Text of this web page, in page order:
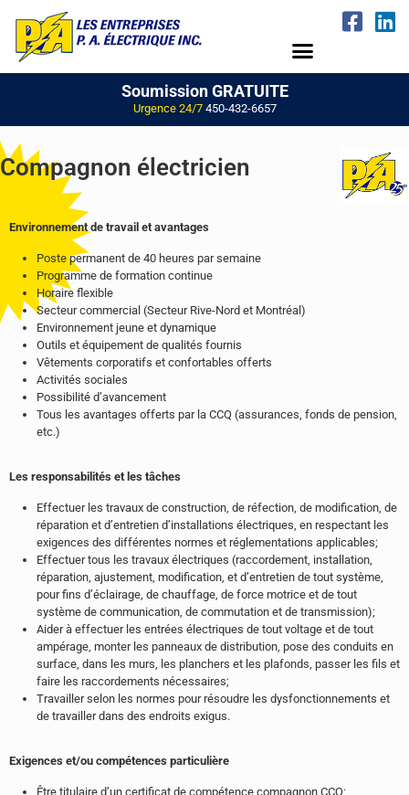
Soumission GRATUITE
Urgence 24/7 450-432-6657
Compagnon électricien
Environnement de travail et avantages
Poste permanent de 40 heures par semaine
Programme de formation continue
Horaire flexible
Secteur commercial (Secteur Rive-Nord et Montréal)
Environnement jeune et dynamique
Outils et équipement de qualités fournis
Vêtements corporatifs et confortables offerts
Activités sociales
Possibilité d’avancement
Tous les avantages offerts par la CCQ (assurances, fonds de pension,
etc.)
Les responsabilités et les tâches
Effectuer les travaux de construction, de réfection, de modification, de
réparation et d’entretien d’installations électriques, en respectant les
exigences des différentes normes et réglementations applicables;
Effectuer tous les travaux électriques (raccordement, installation,
réparation, ajustement, modification, et d’entretien de tout système,
pour fins d’éclairage, de chauffage, de force motrice et de tout
système de communication, de commutation et de transmission);
Aider à effectuer les entrées électriques de tout voltage et de tout
ampérage, monter les panneaux de distribution, pose des conduits en
surface, dans les murs, les planchers et les plafonds, passer les fils et
faire les raccordements nécessaires;
Travailler selon les normes pour résoudre les dysfonctionnements et
de travailler dans des endroits exigus.
Exigences et/ou compétences particulière
Être titulaire d’un certificat de compétence compagnon CCQ;